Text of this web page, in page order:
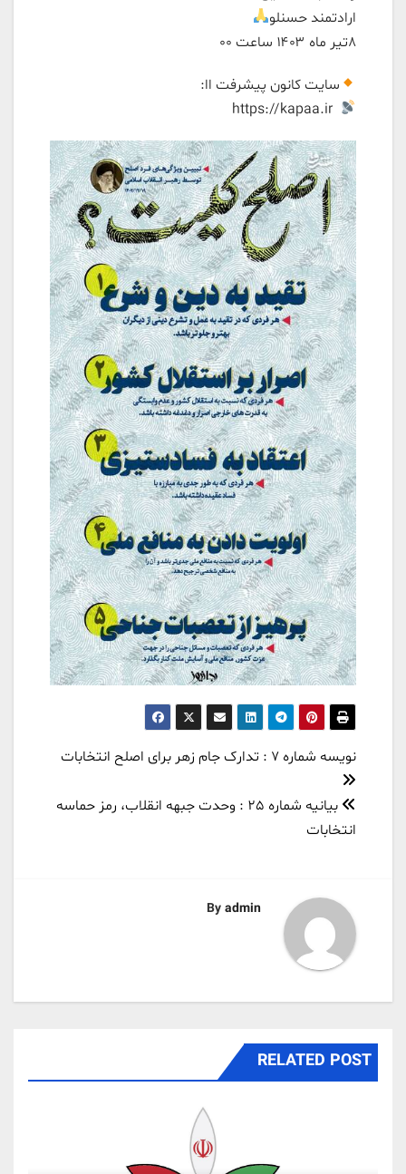
ارادتمند حسنلو
۸تیر ماه ۱۴۰۳ ساعت ۰۰
سایت کانون پیشرفت اا:
https://kapaa.ir
راهبری
نوشته
نویسه شماره 7 : تدارک جام زهر برای اصلح انتخابات
بیانیه شماره 25 : وحدت جبهه انقلاب، رمز حماسه
انتخابات
By admin
RELATED POST